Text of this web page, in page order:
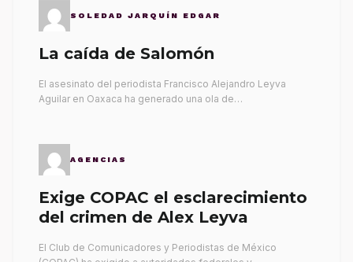
SOLEDAD JARQUÍN EDGAR
La caída de Salomón
El asesinato del periodista Francisco Alejandro Leyva
Aguilar en Oaxaca ha generado una ola de…
AGENCIAS
Exige COPAC el esclarecimiento
del crimen de Alex Leyva
El Club de Comunicadores y Periodistas de México